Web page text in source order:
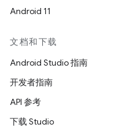
Android 11
文档和下载
Android Studio 指南
开发者指南
API 参考
下载 Studio